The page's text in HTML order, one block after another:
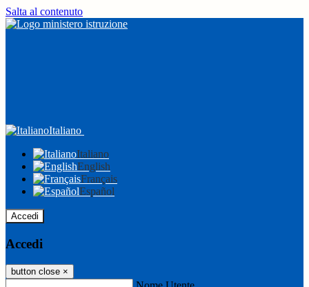
Salta al contenuto
Italiano
Italiano
English
Français
Español
Accedi
Accedi
button close ×